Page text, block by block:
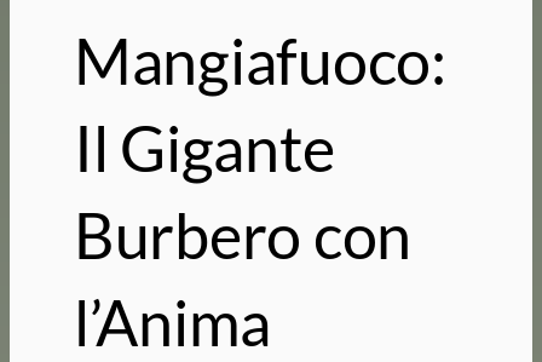
Mangiafuoco:
Il Gigante
Burbero con
l’Anima